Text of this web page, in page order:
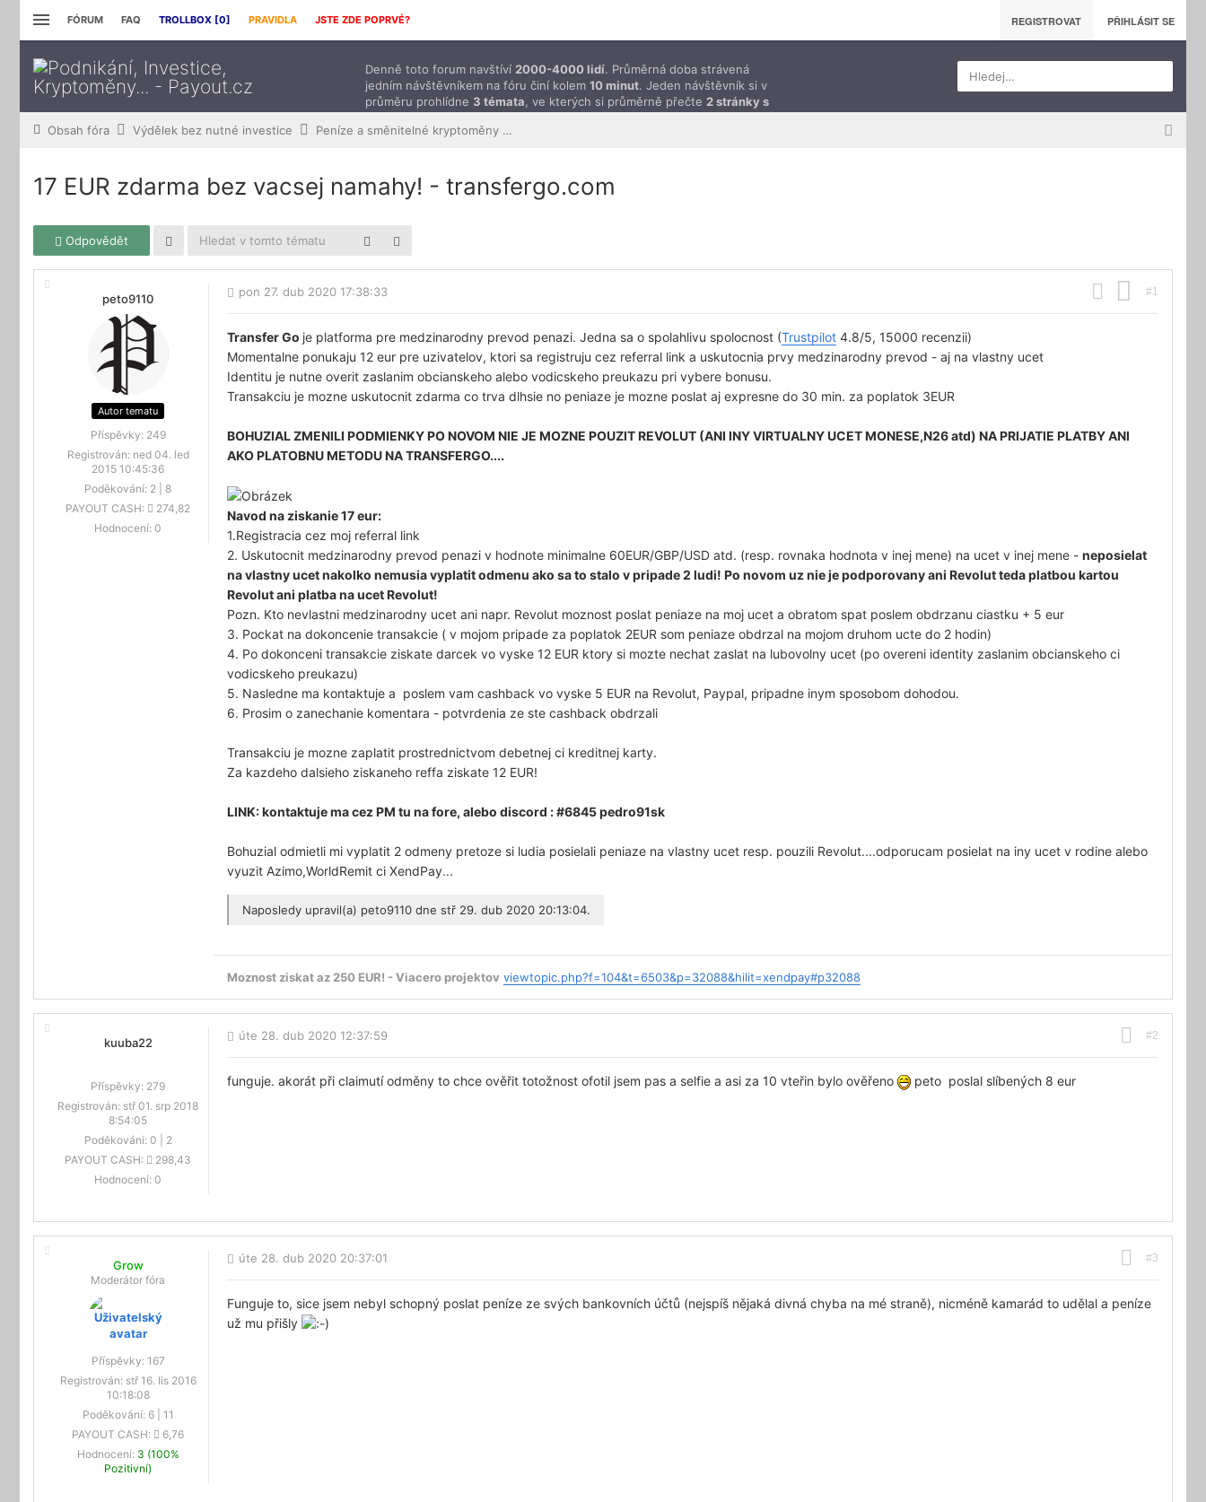
FÓRUM FAQ TROLLBOX [0] PRAVIDLA JSTE ZDE POPRVÉ? REGISTROVAT PŘIHLÁSIT SE
Denně toto forum navštíví 2000-4000 lidí. Průměrná doba strávená
jedním návštěvníkem na fóru činí kolem 10 minut. Jeden návštěvník si v
průměru prohlídne 3 témata , ve kterých si průměrně přečte 2 stránky s
Hledej…
Obsah fóra Výdělek bez nutné investice Peníze a směnitelné kryptoměny ZDARMA
17 EUR zdarma bez vacsej namahy! - transfergo.com
Odpovědět
peto9110
Autor tematu
Příspěvky: 249
Registrován: ned 04. led
2015 10:45:36
Poděkování: 2
8
PAYOUT CASH:
274,82
Hodnocení: 0
#1
pon 27. dub 2020 17:38:33
Transfer Go je platforma pre medzinarodny prevod penazi. Jedna sa o spolahlivu spolocnost (Trustpilot 4.8/5, 15000 recenzii)
Momentalne ponukaju 12 eur pre uzivatelov, ktori sa registruju cez referral link a uskutocnia prvy medzinarodny prevod - aj na vlastny ucet
Identitu je nutne overit zaslanim obcianskeho alebo vodicskeho preukazu pri vybere bonusu.
Transakciu je mozne uskutocnit zdarma co trva dlhsie no peniaze je mozne poslat aj expresne do 30 min. za poplatok 3EUR
BOHUZIAL ZMENILI PODMIENKY PO NOVOM NIE JE MOZNE POUZIT REVOLUT (ANI INY VIRTUALNY UCET MONESE,N26 atd) NA PRIJATIE PLATBY ANI
AKO PLATOBNU METODU NA TRANSFERGO....
Navod na ziskanie 17 eur:
1.Registracia cez moj referral link
2. Uskutocnit medzinarodny prevod penazi v hodnote minimalne 60EUR/GBP/USD atd. (resp. rovnaka hodnota v inej mene) na ucet v inej mene - neposielat
na vlastny ucet nakolko nemusia vyplatit odmenu ako sa to stalo v pripade 2 ludi! Po novom uz nie je podporovany ani Revolut teda platbou kartou
Revolut ani platba na ucet Revolut!
Pozn. Kto nevlastni medzinarodny ucet ani napr. Revolut moznost poslat peniaze na moj ucet a obratom spat poslem obdrzanu ciastku + 5 eur
3. Pockat na dokoncenie transakcie ( v mojom pripade za poplatok 2EUR som peniaze obdrzal na mojom druhom ucte do 2 hodin)
4. Po dokonceni transakcie ziskate darcek vo vyske 12 EUR ktory si mozte nechat zaslat na lubovolny ucet (po overeni identity zaslanim obcianskeho ci
vodicskeho preukazu)
5. Nasledne ma kontaktuje a poslem vam cashback vo vyske 5 EUR na Revolut, Paypal, pripadne inym sposobom dohodou.
6. Prosim o zanechanie komentara - potvrdenia ze ste cashback obdrzali
Transakciu je mozne zaplatit prostrednictvom debetnej ci kreditnej karty.
Za kazdeho dalsieho ziskaneho reffa ziskate 12 EUR!
LINK: kontaktuje ma cez PM tu na fore, alebo discord : #6845 pedro91sk
Bohuzial odmietli mi vyplatit 2 odmeny pretoze si ludia posielali peniaze na vlastny ucet resp. pouzili Revolut....odporucam posielat na iny ucet v rodine alebo
vyuzit Azimo,WorldRemit ci XendPay...
Naposledy upravil(a) peto9110 dne stř 29. dub 2020 20:13:04.
Moznost ziskat az 250 EUR! - Viacero projektov viewtopic.php?f=104&t=6503&p=32088&hilit=xendpay#p32088
kuuba22
Příspěvky: 279
Registrován: stř 01. srp 2018
8:54:05
Poděkování: 0
2
PAYOUT CASH:
298,43
Hodnocení: 0
#2
úte 28. dub 2020 12:37:59
funguje. akorát při claimutí odměny to chce ověřit totožnost ofotil jsem pas a selfie a asi za 10 vteřin bylo ověřeno peto poslal slíbených 8 eur
Grow
Moderátor fóra
Příspěvky: 167
Registrován: stř 16. lis 2016
10:18:08
Poděkování: 6| 11
PAYOUT CASH:
6,76
Hodnocení: 3 (100%
Pozitivní)
#3
úte 28. dub 2020 20:37:01
Funguje to, sice jsem nebyl schopný poslat peníze ze svých bankovních účtů (nejspíš nějaká divná chyba na mé straně), nicméně kamarád to udělal a peníze
už mu přišly